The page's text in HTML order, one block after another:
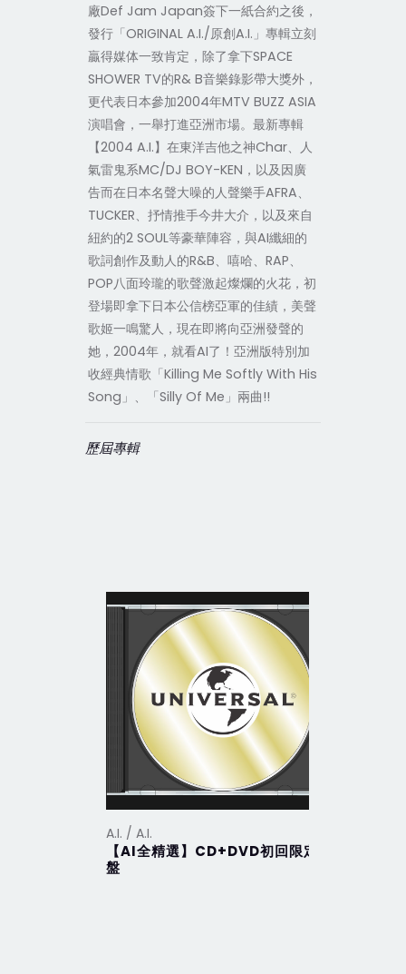
廠Def Jam Japan簽下一紙合約之後，
發行「ORIGINAL A.I./原創A.I.」專輯立刻
贏得媒体一致肯定，除了拿下SPACE
SHOWER TV的R& B音樂錄影帶大獎外，
更代表日本參加2004年MTV BUZZ ASIA
演唱會，一舉打進亞洲市場。最新專輯
【2004 A.I.】在東洋吉他之神Char、人
氣雷鬼系MC/DJ BOY-KEN，以及因廣
告而在日本名聲大噪的人聲樂手AFRA、
TUCKER、抒情推手今井大介，以及來自
紐約的2 SOUL等豪華陣容，與AI纖細的
歌詞創作及動人的R&B、嘻哈、RAP、
POP八面玲瓏的歌聲激起燦爛的火花，初
登場即拿下日本公信榜亞軍的佳績，美聲
歌姬一鳴驚人，現在即將向亞洲發聲的
她，2004年，就看AI了！亞洲版特別加
收經典情歌「Killing Me Softly With His
Song」、「Silly Of Me」兩曲!!
歷屆專輯
A.I. / A.I.
【AI全精選】CD+DVD初回限定
盤